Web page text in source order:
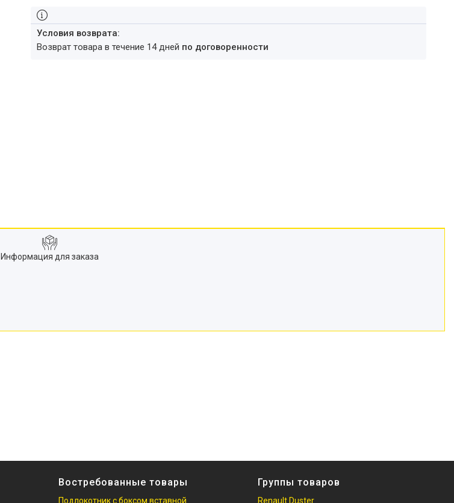
возврат товара в течение 14 дней по договоренности
Информация для заказа
Востребованные товары
Подлокотник с боксом вставной
Группы товаров
Renault Duster